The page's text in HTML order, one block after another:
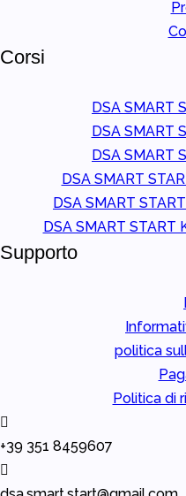
Corsi
DSA SMART
DSA SMART
DSA SMART
DSA SMART
DSA SMART
DSA SMART START
Supporto
politica
Politica di
+39 351 8459607